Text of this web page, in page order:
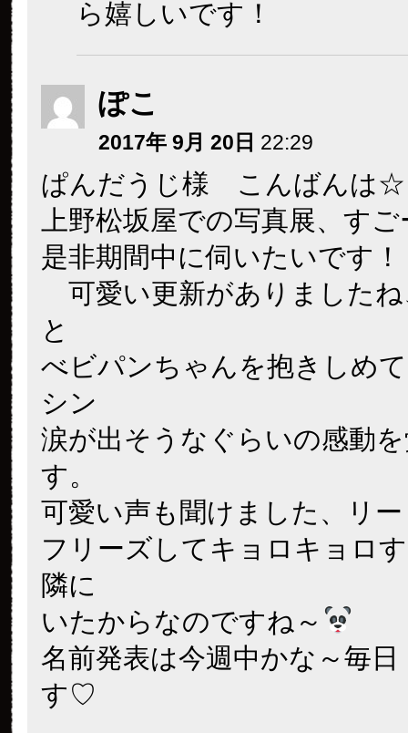
ら嬉しいです！
ぽこ
2017年 9月 20日 22:29
ぱんだうじ様 こんばんは☆
上野松坂屋での写真展、す
是非期間中に伺いたいです！
可愛い更新がありましたね
と
べビパンちゃんを抱きしめ
シン
涙が出そうなぐらいの感動
す。
可愛い声も聞けました、リ
フリーズしてキョロキョロ
隣に
いたからなのですね～
名前発表は今週中かな～毎
す♡